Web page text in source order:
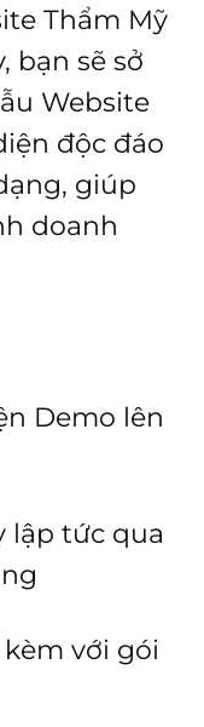
Thẩm Mỹ
bạn sẽ sở
Website
độc đáo
giúp
doanh
Demo lên
lập tức qua
với gói